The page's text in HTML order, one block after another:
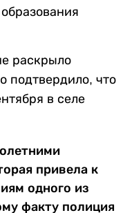
раскрыло
подтвердило, что
в селе
привела к
одного из
факту полиция